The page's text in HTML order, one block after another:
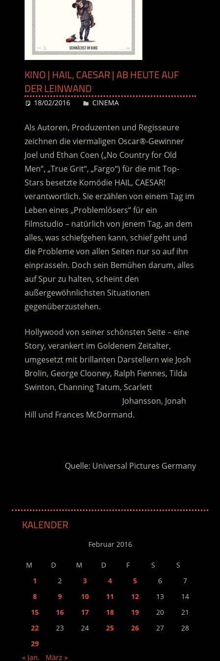
KINO | HAIL, CAESAR | AB HEUTE AUF
DER LEINWAND
18/02/2016 Desiree
CINEMA
Als Autoren, Produzenten und Regisseure
zeichnen die viermaligen Oscar®-Gewinner
Joel und Ethan Coen („No Country for Old
Men“, „True Grit“, „Fargo“) für die mit Top-
Stars besetzte Komödie HAIL, CAESAR!
verantwortlich. Sie erzählen von einem Tag im
Leben eines „Problemlösers“ für ein
Filmstudio – natürlich von jenem Tag, an dem
alles, was schiefgehen kann, schief geht und
die Probleme von allen Seiten nur so auf ihn
einprasseln. Doch sein Bemühen darum, alles
auf Spur zu halten, scheint den
außergewöhnlichsten Situationen
gegenüberzustehen.
Hollywood von seiner schönsten Seite – eine
Story, verankert im Goldenem Zeitalter,
umgesetzt mit brillanten Darstellern wie Josh
Brolin, George Clooney, Ralph Fiennes, Tilda
Swinton, Channing Tatum, Scarlett
Johansson, Jonah
Hill und Frances McDormand.
Quelle: Universal Pictures Germany
KALENDER
Februar 2016
M D M D F S
S
1
2 3 4 5 6
7
8
9 10 11 12 13
14
15
16 17 18 19 20
21
22
23 24 25 26 27
28
29
« Jan.
März »